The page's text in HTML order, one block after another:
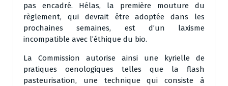
pas encadré. Hélas, la première mouture du
règlement, qui devrait être adoptée dans les
prochaines semaines, est d’un laxisme
incompatible avec l’éthique du bio.
La Commission autorise ainsi une kyrielle de
pratiques oenologiques telles que la flash
pasteurisation, une technique qui consiste à